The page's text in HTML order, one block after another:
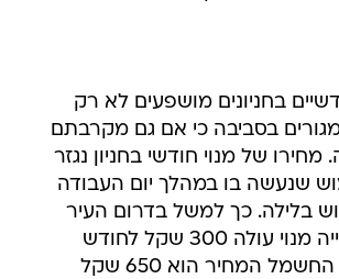
בחניונים מושפעים לא רק
בסביבה כי אם גם מקרבתם
של מנוי חודשי בחניון נגזר
שנעשה בו במהלך יום העבודה
בלילה. כך למשל בדרום העיר
בחניון שוק העלייה מנוי עולה 300 שקל לחודש
ולעומתו ברחוב החשמל המחיר הוא 650 שקל